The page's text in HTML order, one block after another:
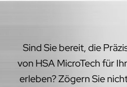
Sind Sie bereit, die
von HSA MicroTech für
erleben? Zögern Sie